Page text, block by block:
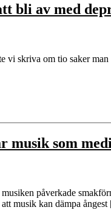
bli av med
skriva om tio saker
musik som
påverkade
musik kan dämpa